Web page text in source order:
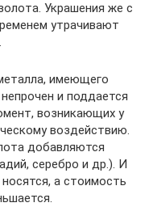
Украшения же с
утрачивают
имеющего
и поддается
возникающих у
воздействию.
добавляются
серебро и др.). И
а стоимость